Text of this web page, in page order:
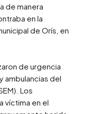
de manera
en la
de Orís, en
de urgencia
ambulancias del
Los
víctima en el